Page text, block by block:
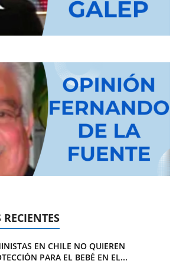
EN CHILE NO QUIEREN
PARA EL BEBÉ EN EL...